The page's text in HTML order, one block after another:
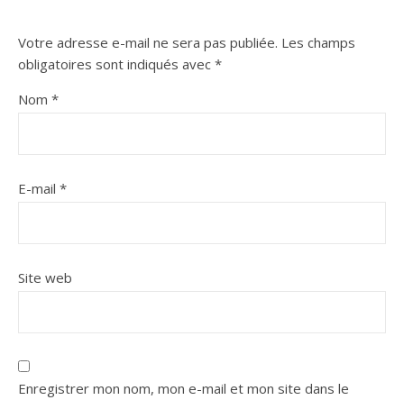
Votre adresse e-mail ne sera pas publiée. Les champs
obligatoires sont indiqués avec *
Nom *
E-mail *
Site web
Enregistrer mon nom, mon e-mail et mon site dans le